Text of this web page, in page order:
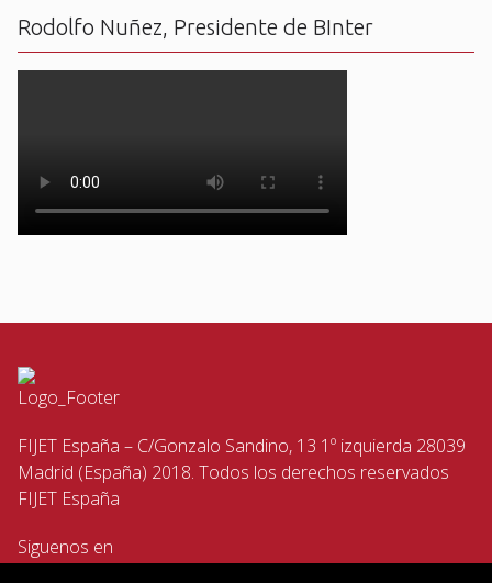
Rodolfo Nuñez, Presidente de BInter
FIJET España – C/Gonzalo Sandino, 13 1º izquierda 28039
Madrid (España) 2018. Todos los derechos reservados
FIJET España
Siguenos en